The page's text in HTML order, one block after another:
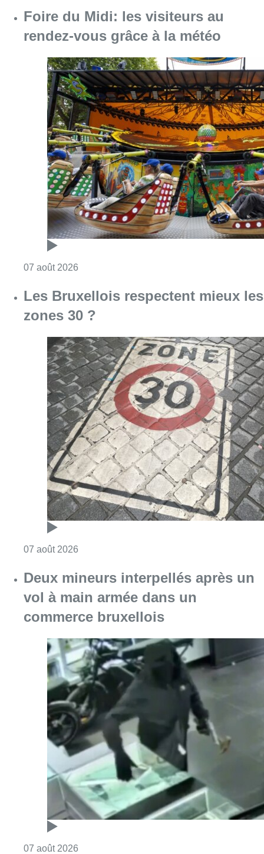
07 août 2026 Consulter l'article "Foire du Midi: les
Les Bruxellois respectent mieux les
zones 30 ?
07 août 2026Consulter l'article "Les Bruxellois
Deux mineurs interpellés après un
vol à main armée dans un
commerce bruxellois
07 août 2026Consulter l'article "Deux mineurs
Partager l'article
Facebook
TwitterWhatsApp
Share
23 mars 2023 - 09h51
Khalil Aouasti